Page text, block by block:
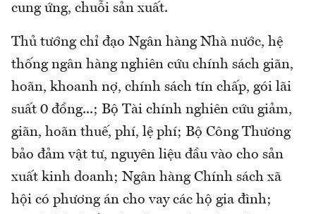
cung ứng, chuỗi sản xuất.
Thủ tướng chỉ đạo Ngân hàng Nhà nước, hệ
thống ngân hàng nghiên cứu chính sách giãn,
hoãn, khoanh nợ, chính sách tín chấp, gói lãi
suất 0 đồng...; Bộ Tài chính nghiên cứu giảm,
giãn, hoãn thuế, phí, lệ phí; Bộ Công Thương
bảo đảm vật tư, nguyên liệu đầu vào cho sản
xuất kinh doanh; Ngân hàng Chính sách xã
hội có phương án cho vay các hộ gia đình;